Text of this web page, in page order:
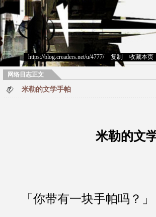
https://blog.creaders.net/u/4777/> 复制 收藏本页
网络日志正文
米勒的文学手帕
米勒的文
「你带有一块手帕吗？」